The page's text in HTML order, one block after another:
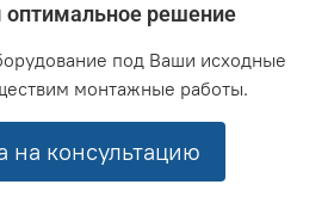
решение
под Ваши исходные
монтажные работы.
на консультацию